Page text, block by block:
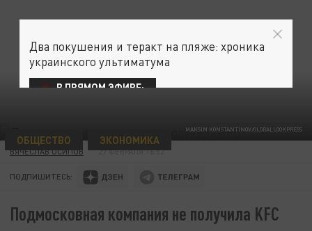
MAKSIM KONSTANTINOV/GLOBALLOOKPRESS
ОБЩЕСТВО ЭКОНОМИКА
ВЯЧЕСЛАВ ОСИПОВ 27 ФЕВРАЛЯ 16:52
ПОДПИШИТЕСЬ:
Подмосковная компания не получила KFC
Два покушения и теракт на пляже: хроника
украинского ультиматума
В ПРЯМОМ ЭФИРЕ: